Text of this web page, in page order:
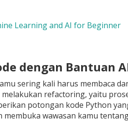
Learning and AI for Beginner
dengan Bantuan
sering kali harus membaca
refactoring, yaitu
potongan kode Python
membuka wawasan kamu